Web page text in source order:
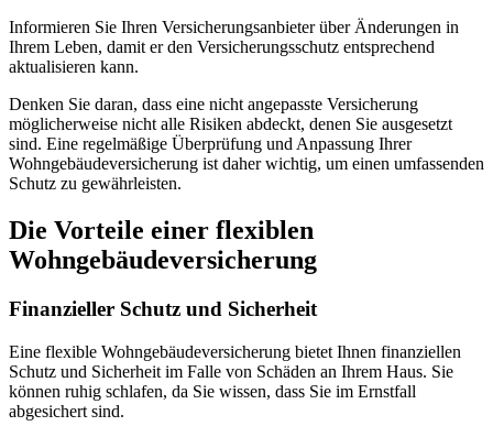
Informieren Sie Ihren Versicherungsanbieter über Änderungen in
Ihrem Leben, damit er den Versicherungsschutz entsprechend
aktualisieren kann.
Denken Sie daran, dass eine nicht angepasste Versicherung
möglicherweise nicht alle Risiken abdeckt, denen Sie ausgesetzt
sind. Eine regelmäßige Überprüfung und Anpassung Ihrer
Wohngebäudeversicherung ist daher wichtig, um einen umfassenden
Schutz zu gewährleisten.
Die Vorteile einer flexiblen
Wohngebäudeversicherung
Finanzieller Schutz und Sicherheit
Eine flexible Wohngebäudeversicherung bietet Ihnen finanziellen
Schutz und Sicherheit im Falle von Schäden an Ihrem Haus. Sie
können ruhig schlafen, da Sie wissen, dass Sie im Ernstfall
abgesichert sind.